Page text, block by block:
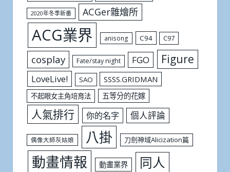
2020年冬季新番 ACGer雜燴所
ACG業界 anisong C94 C97
cosplay Fate/stay night FGO Figure
LoveLive! SAO SSSS.GRIDMAN
不起眼女主角培育法 五等分的花嫁
人氣排行 你的名字 個人評論
偶像大師灰姑娘 八掛 刀劍神域Alicization篇
動畫情報 動畫業界 同人